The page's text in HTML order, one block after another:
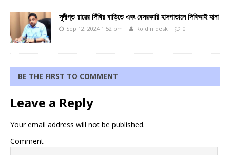
সুদীপ্ত রায়ের সিঁথির বাড়িতে এবং বেসরকারি হাসপাতালে সিবিআই হানা
Sep 12, 2024 1:52 pm Rojdin desk 0
BE THE FIRST TO COMMENT
Leave a Reply
Your email address will not be published.
Comment